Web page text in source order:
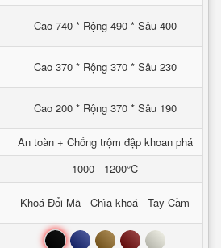
Cao 740 * Rộng 490 * Sâu 400
Cao 370 * Rộng 370 * Sâu 230
Cao 200 * Rộng 370 * Sâu 190
An toàn + Chống trộm đập khoan phá
1000 - 1200°C
Khoá Đổi Mã - Chìa khoá - Tay Cầm
Đen Xanh Nâu Đỏ Trắng